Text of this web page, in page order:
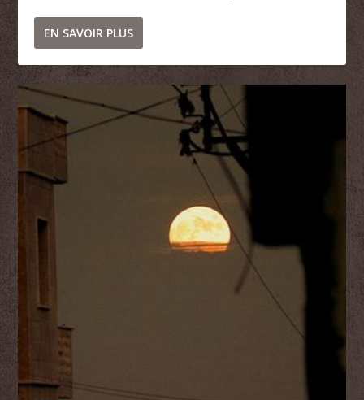
EN SAVOIR PLUS